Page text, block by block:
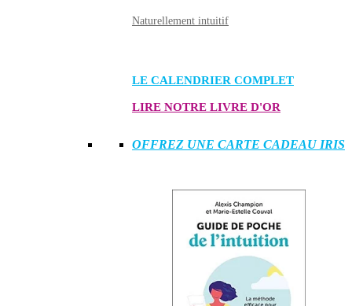
Naturellement intuitif
LE CALENDRIER COMPLET
LIRE NOTRE LIVRE D'OR
OFFREZ UNE CARTE CADEAU IRIS